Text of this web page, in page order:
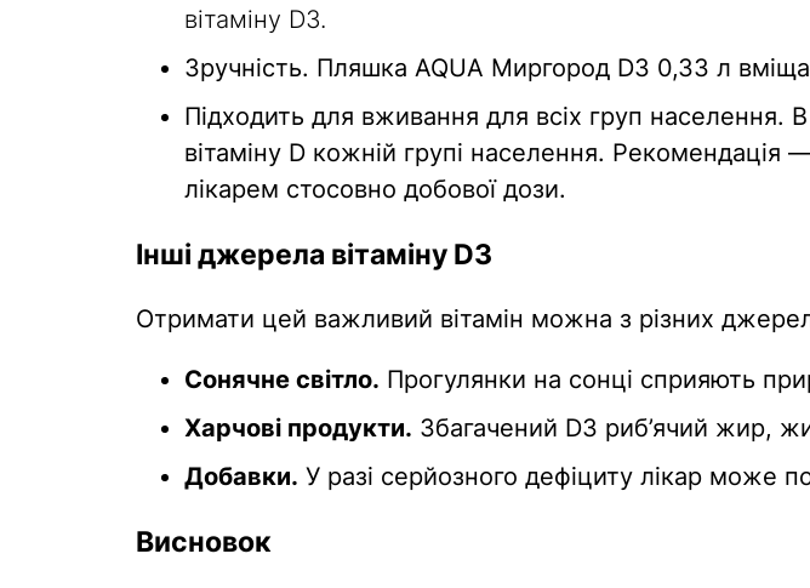
вітаміну D3.
Зручність. Пляшка AQUA Миргород D3 0,33 л
Підходить для вживання для всіх груп населення.
вітаміну D кожній групі населення.
лікарем стосовно добової дози.
Інші джерела вітаміну D3
Отримати цей важливий вітамін можна з різних
Сонячне світло. Прогулянки на сонці сприяють
Харчові продукти. Збагачений D3 риб’ячий жир,
Добавки. У разі серйозного дефіциту лікар може
Висновок